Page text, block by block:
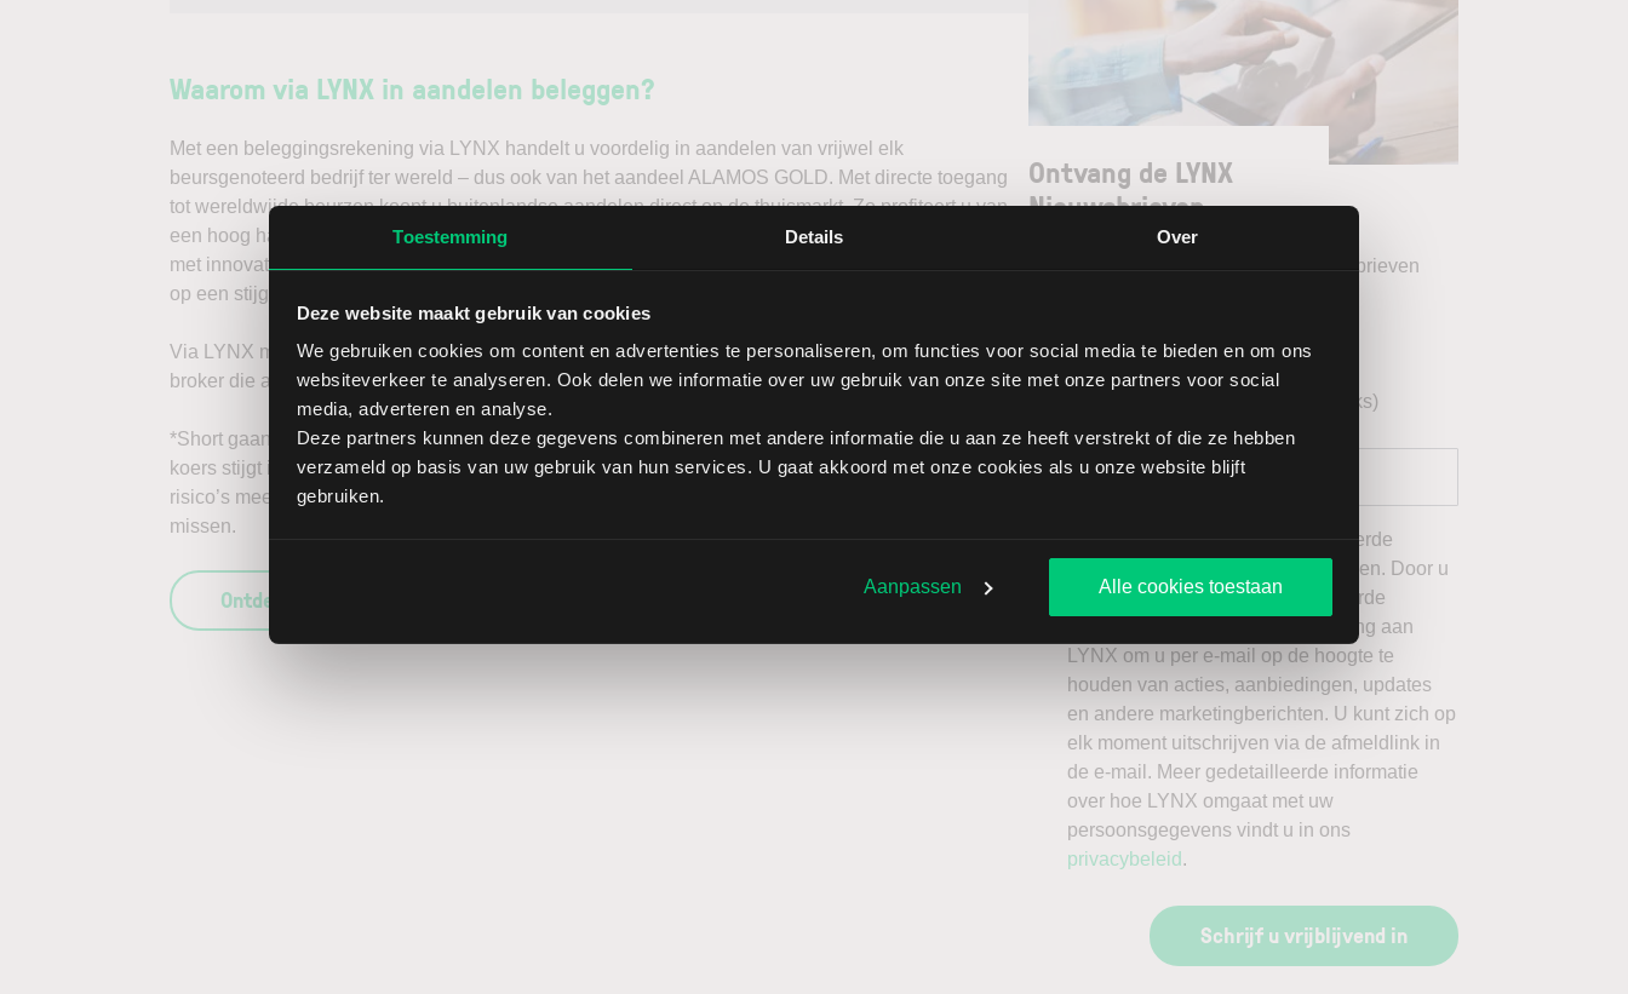
Toestemming Details Over
Deze website maakt gebruik van cookies
We gebruiken cookies om content en advertenties te personaliseren, om functies voor social media te bieden en om ons
websiteverkeer te analyseren. Ook delen we informatie over uw gebruik van onze site met onze partners voor social
media, adverteren en analyse.
Deze partners kunnen deze gegevens combineren met andere informatie die u aan ze heeft verstrekt of die ze hebben
verzameld op basis van uw gebruik van hun services. U gaat akkoord met onze cookies als u onze website blijft
gebruiken.
Aanpassen Alle cookies toestaan
Waarom via LYNX in aandelen beleggen?
Met een beleggingsrekening via LYNX handelt u voordelig in aandelen van vrijwel elk
beursgenoteerd bedrijf ter wereld – dus ook van het aandeel ALAMOS GOLD. Met directe toegang
tot wereldwijde beurzen koopt u buitenlandse aandelen direct op de thuismarkt. Zo profiteert u van
een hoog handelsvolume en een lage spread. Handelen doet u daarnaast via een stabiel platform
met innovatieve trading tools, waarmee u direct gedegen analyses kunt maken. Belegt u met het oog
op een stijgende koers door long te gaan, of verwacht u een dalende koers en gaat u short*?
Via LYNX maakt u de volgende stap in beleggen. Ontdek alle voordelen van beleggen via een
broker die aandelenbeleggers serieus neemt.
*Short gaan in bijvoorbeeld het aandeel ALAMOS GOLD brengt extra risico’s met zich mee: als de
koers stijgt in plaats van daalt, kunnen de verliezen onbeperkt oplopen. Het is belangrijk om deze
risico’s mee te wegen in uw beleggingsbeslissing en enkel te beleggen met kapitaal dat u kunt
missen.
Ontdek wat LYNX uniek maakt als broker
Ontvang de LYNX
Nieuwsbrieven
Selecteer uw gewenste LYNX Nieuwsbrieven
LYNX Morning Call (dagelijks)
Technische analyse AEX (wekelijks)
Ik wil graag de door mij geselecteerde
nieuwsbrieven van LYNX ontvangen. Door u
aan te melden voor de geselecteerde
nieuwsbrieven, geeft u toestemming aan
LYNX om u per e-mail op de hoogte te
houden van acties, aanbiedingen, updates
en andere marketingberichten. U kunt zich op
elk moment uitschrijven via de afmeldlink in
de e-mail. Meer gedetailleerde informatie
over hoe LYNX omgaat met uw
persoonsgegevens vindt u in ons
privacybeleid .
Schrijf u vrijblijvend in